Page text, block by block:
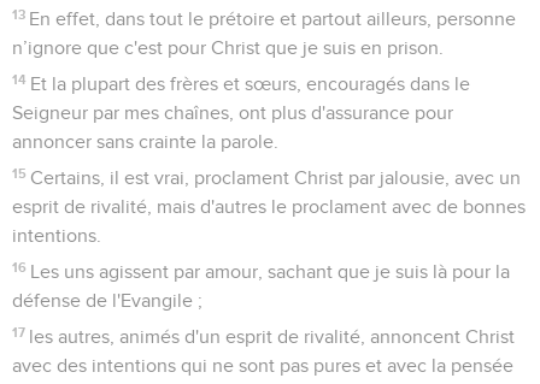
13 En effet, dans tout le prétoire et partout ailleurs, personne
n’ignore que c'est pour Christ que je suis en prison.
14 Et la plupart des frères et sœurs, encouragés dans le
Seigneur par mes chaînes, ont plus d'assurance pour
annoncer sans crainte la parole.
15 Certains, il est vrai, proclament Christ par jalousie, avec un
esprit de rivalité, mais d'autres le proclament avec de bonnes
intentions.
16 Les uns agissent par amour, sachant que je suis là pour la
défense de l'Evangile ;
17 les autres, animés d'un esprit de rivalité, annoncent Christ
avec des intentions qui ne sont pas pures et avec la pensée